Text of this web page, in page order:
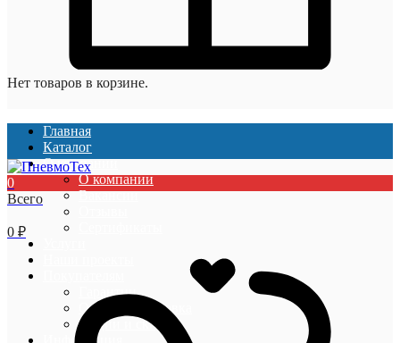
Нет товаров в корзине.
Главная
Каталог
О компании
О компании
Вакансии
Гарантии
Оплата и доставка
Акции и скидки
0
Всего
0 ₽